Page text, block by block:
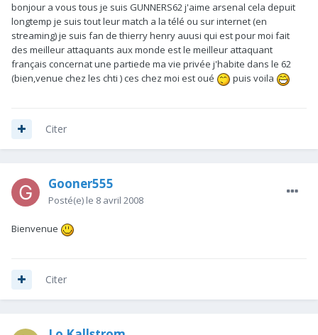
bonjour a vous tous je suis GUNNERS62 j'aime arsenal cela depuit
longtemp je suis tout leur match a la télé ou sur internet (en
streaming) je suis fan de thierry henry auusi qui est pour moi fait
des meilleur attaquants aux monde est le meilleur attaquant
français concernat une partiede ma vie privée j'habite dans le 62
(bien,venue chez les chti ) ces chez moi est oué
puis voila
Citer
Gooner555
Posté(e) le 8 avril 2008
Bienvenue
Citer